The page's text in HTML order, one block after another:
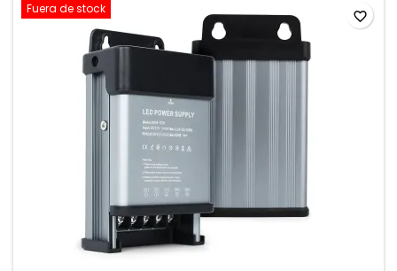
Fuera de stock favorite_border